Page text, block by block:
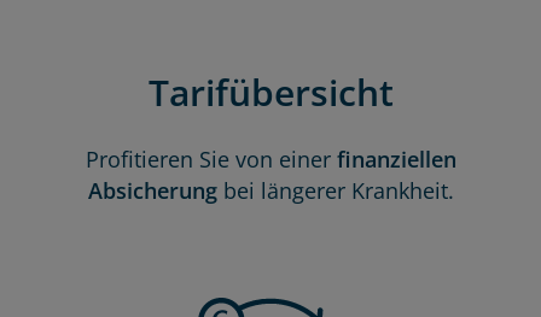
Tarifübersicht
Profitieren Sie von einer finanziellen
Absicherungbei längerer Krankheit.